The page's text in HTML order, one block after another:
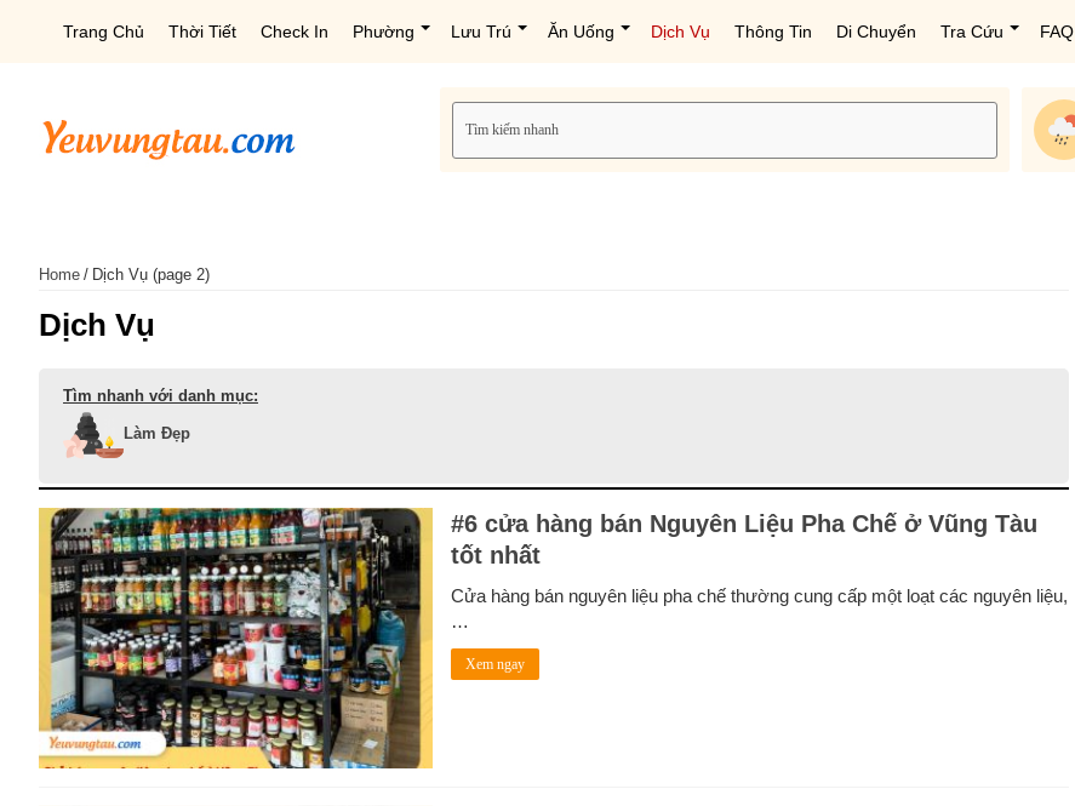
Trang Chủ Thời Tiết Check In Phường Lưu Trú Ăn Uống Dịch Vụ Thông Tin Di Chuyển Tra Cứu FAQ
Home / Dịch Vụ (page 2)
Dịch Vụ
Tìm nhanh với danh mục:
Làm Đẹp
#6 cửa hàng bán Nguyên Liệu Pha Chế ở Vũng Tàu
tốt nhất
Cửa hàng bán nguyên liệu pha chế thường cung cấp một loạt các nguyên liệu,
…
Xem ngay